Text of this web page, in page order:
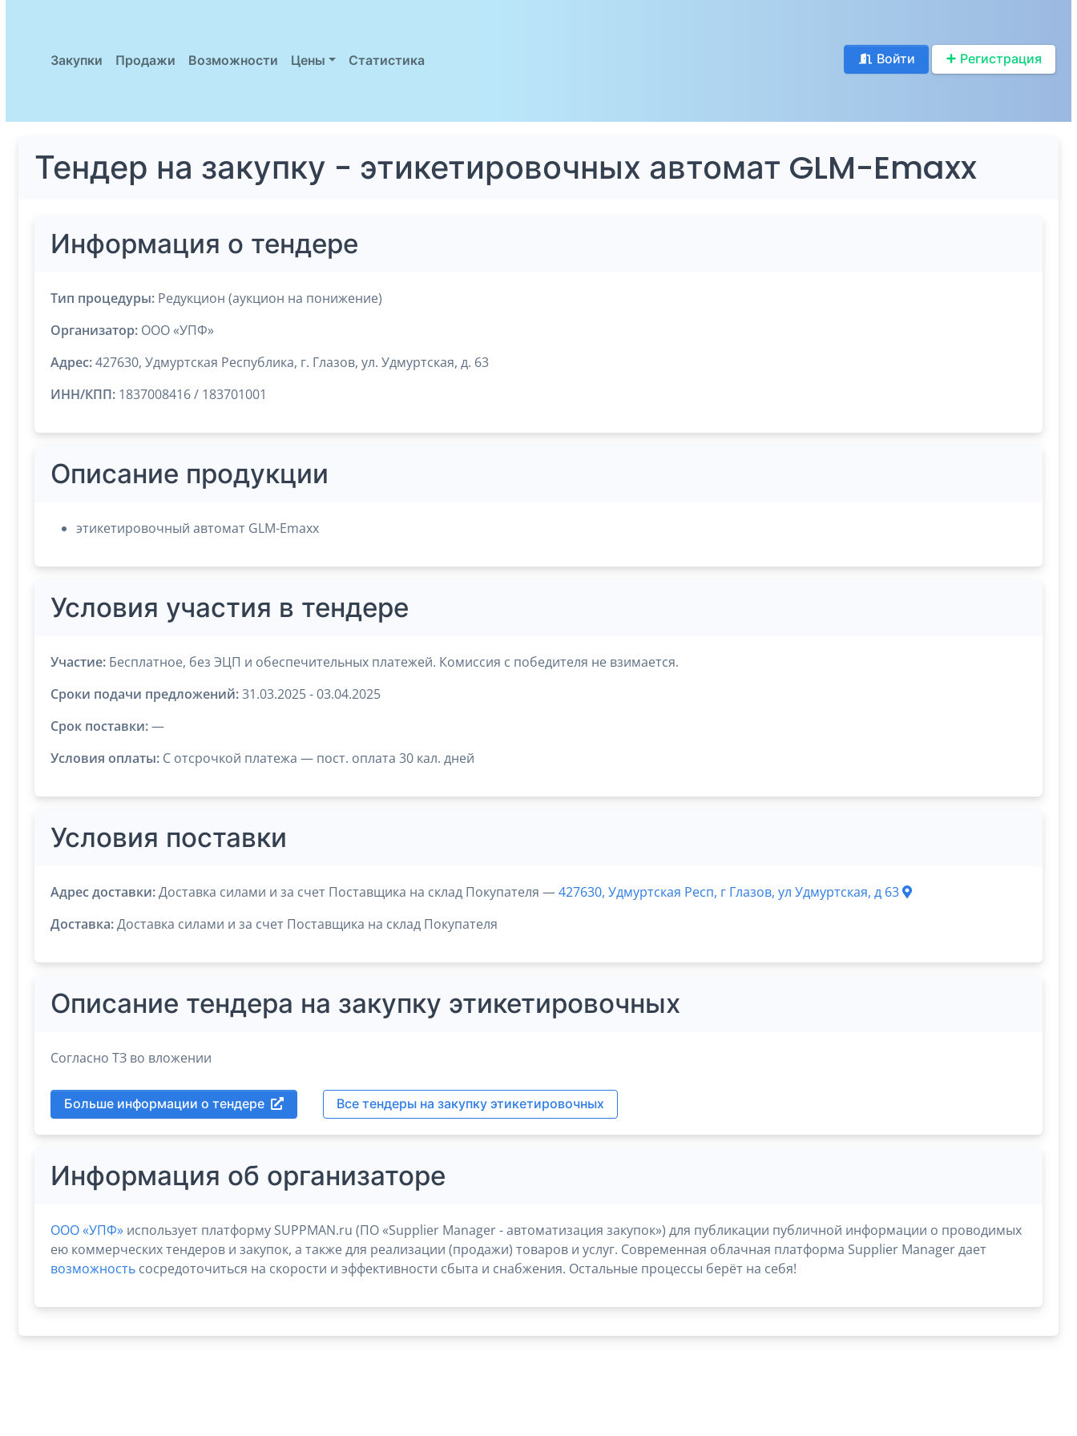
Закупки Продажи Возможности Цены Статистика Войти Регистрация
Тендер на закупку - этикетировочных автомат GLM-Emaxx
Информация о тендере
Тип процедуры:Редукцион (аукцион на понижение)
Организатор:ООО «УПФ»
Адрес:427630, Удмуртская Республика, г. Глазов, ул. Удмуртская, д. 63
ИНН/КПП:1837008416 / 183701001
Описание продукции
этикетировочный автомат GLM-Emaxx
Условия участия в тендере
Участие:Бесплатное, без ЭЦП и обеспечительных платежей. Комиссия с победителя не взимается.
Сроки подачи предложений:31.03.2025 - 03.04.2025
Срок поставки:—
Условия оплаты:C отсрочкой платежа — пост. оплата 30 кал. дней
Условия поставки
Адрес доставки:Доставка силами и за счет Поставщика на склад Покупателя —427630, Удмуртская Респ, г Глазов, ул Удмуртская, д 63
Доставка:Доставка силами и за счет Поставщика на склад Покупателя
Описание тендера на закупку этикетировочных
Согласно ТЗ во вложении
Больше информации о тендере Все тендеры на закупку этикетировочных
Информация об организаторе
ООО «УПФ»использует платформу SUPPMAN.ru (ПО «Supplier Manager - автоматизация закупок») для публикации публичной информации о проводимых
ею коммерческих тендеров и закупок, а также для реализации (продажи) товаров и услуг. Современная облачная платформа Supplier Manager дает
возможностьсосредоточиться на скорости и эффективности сбыта и снабжения. Остальные процессы берёт на себя!